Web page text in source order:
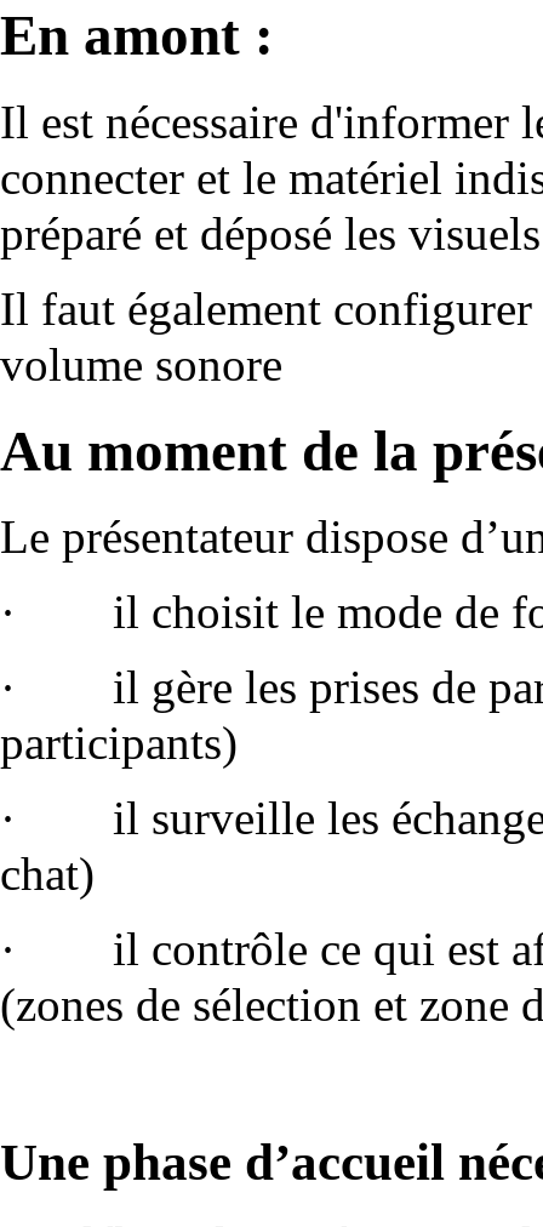
En amont :
Il est nécessaire d'informer
connecter et le matériel
préparé et déposé les
Il faut également
volume sonore
Au moment de la
Le présentateur dispose
· il choisit le mode de
· il gère les prises de
participants)
· il surveille les échanges
chat)
· il contrôle ce qui est
(zones de sélection et zone
Une phase d’accueil